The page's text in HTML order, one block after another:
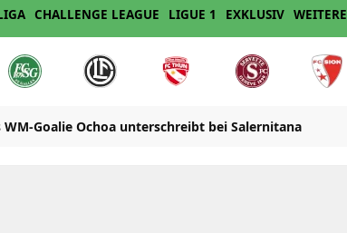
CHALLENGE LEAGUE LIGUE 1 EXKLUSIV WEITERE
Goalie Ochoa unterschreibt bei Salernitana